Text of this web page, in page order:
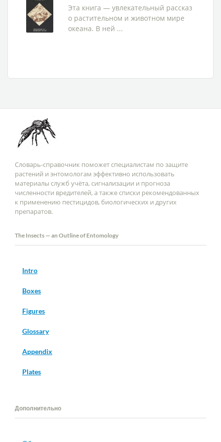
Эта книга — увлекательный рассказ
о растительном и животном мире
океана. В ней ...
Словарь-справочник поможет специалистам по защите
растений и энтомологам эффективно использовать
материалы служб учёта, сигнализации и прогноза
численности вредителей, а также списки рекомендованных
к применению пестицидов, биологических и других
препаратов.
The Insects — an Outline of Entomology
Intro
Boxes
Figures
Glossary
Appendix
Plates
Дополнительно